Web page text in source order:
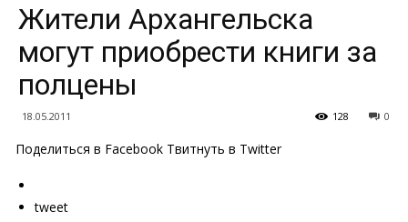
Жители Архангельска
могут приобрести книги за
полцены
18.05.2011 0
128
Поделиться в Facebook Твитнуть в Twitter
tweet